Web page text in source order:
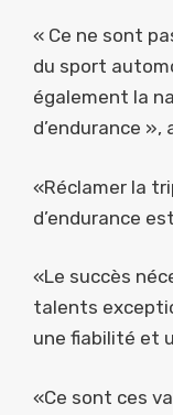
« Ce ne sont
du sport
également la
d’endurance
«Réclamer la
d’endurance
«Le succès
talents
une fiabilité et
«Ce sont ces